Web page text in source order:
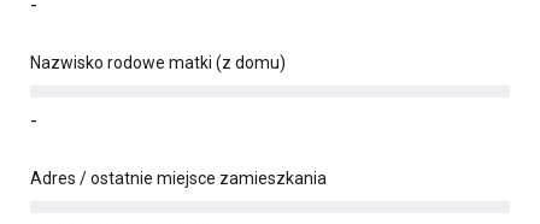
-
Nazwisko rodowe matki (z domu)
-
Adres / ostatnie miejsce zamieszkania